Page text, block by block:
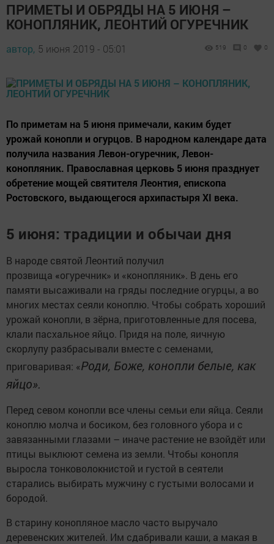
ПРИМЕТЫ И ОБРЯДЫ НА 5 ИЮНЯ –
КОНОПЛЯНИК, ЛЕОНТИЙ ОГУРЕЧНИК
автор, 5 июня 2019 - 05:01 519 0 0
По приметам на 5 июня примечали, каким будет
урожай конопли и огурцов. В народном календаре дата
получила названия Левон-огуречник, Левон-
конопляник. Православная церковь 5 июня празднует
обретение мощей святителя Леонтия, епископа
Ростовского, выдающегося архипастыря XI века.
5 июня: традиции и обычаи дня
В народе святой Леонтий получил
прозвища «огуречник» и «конопляник». В день его
памяти высаживали на гряды последние огурцы, а во
многих местах сеяли коноплю. Чтобы собрать хороший
урожай конопли, в зёрна, приготовленные для посева,
клали пасхальное яйцо. Придя на поле, яичную
скорлупу разбрасывали вместе с семенами,
приговаривая: «Роди, Боже, конопли белые, как
яйцо».
Перед севом конопли все члены семьи ели яйца. Сеяли
коноплю молча и босиком, без головного убора и с
завязанными глазами – иначе растение не взойдёт или
птицы выклюют семена из земли. Чтобы конопля
выросла тонковолокнистой и густой в сеятели
старались выбирать мужчину с густыми волосами и
бородой.
В старину конопляное масло часто выручало
деревенских жителей. Им сдабривали каши, а макая в